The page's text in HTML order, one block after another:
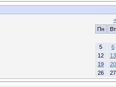
«
Пн
Вт
5
6
12
13
19
20
26
27